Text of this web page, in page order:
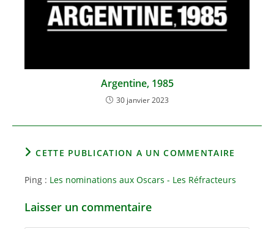
Argentine, 1985
30 janvier 2023
CETTE PUBLICATION A UN COMMENTAIRE
Ping : Les nominations aux Oscars - Les Réfracteurs
Laisser un commentaire